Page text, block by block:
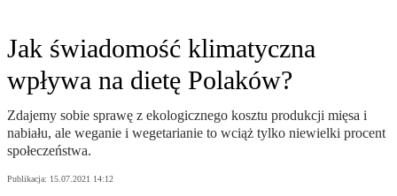
Jak świadomość klimatyczna
wpływa na dietę Polaków?
Zdajemy sobie sprawę z ekologicznego kosztu produkcji mięsa i
nabiału, ale weganie i wegetarianie to wciąż tylko niewielki procent
społeczeństwa.
Publikacja: 15.07.2021 14:12